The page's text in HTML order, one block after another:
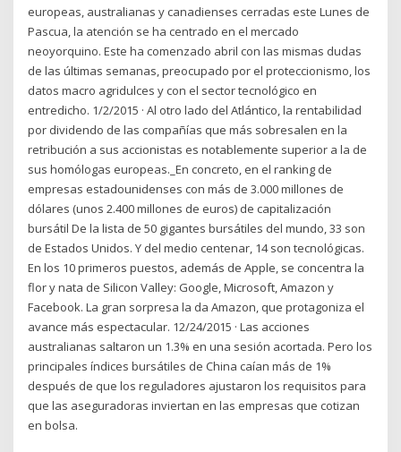
europeas, australianas y canadienses cerradas este Lunes de
Pascua, la atención se ha centrado en el mercado
neoyorquino. Este ha comenzado abril con las mismas dudas
de las últimas semanas, preocupado por el proteccionismo, los
datos macro agridulces y con el sector tecnológico en
entredicho. 1/2/2015 · Al otro lado del Atlántico, la rentabilidad
por dividendo de las compañías que más sobresalen en la
retribución a sus accionistas es notablemente superior a la de
sus homólogas europeas._En concreto, en el ranking de
empresas estadounidenses con más de 3.000 millones de
dólares (unos 2.400 millones de euros) de capitalización
bursátil De la lista de 50 gigantes bursátiles del mundo, 33 son
de Estados Unidos. Y del medio centenar, 14 son tecnológicas.
En los 10 primeros puestos, además de Apple, se concentra la
flor y nata de Silicon Valley: Google, Microsoft, Amazon y
Facebook. La gran sorpresa la da Amazon, que protagoniza el
avance más espectacular. 12/24/2015 · Las acciones
australianas saltaron un 1.3% en una sesión acortada. Pero los
principales índices bursátiles de China caían más de 1%
después de que los reguladores ajustaron los requisitos para
que las aseguradoras inviertan en las empresas que cotizan
en bolsa.